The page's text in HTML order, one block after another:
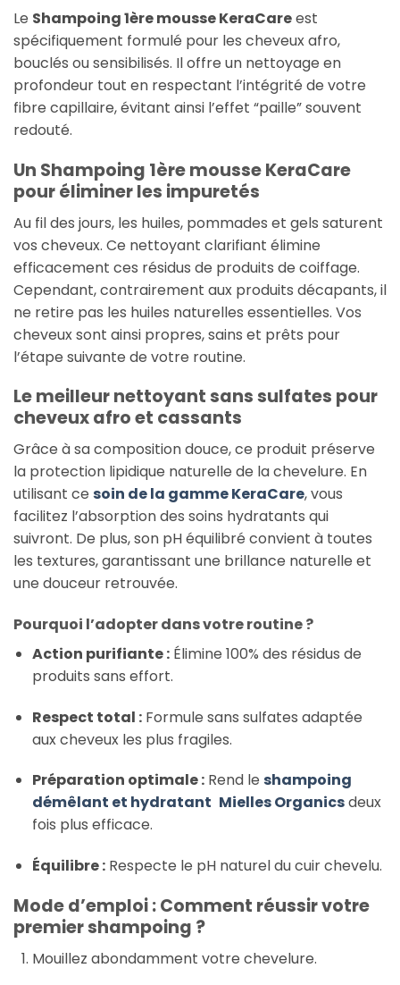
Le Shampoing 1ère mousse KeraCareest
spécifiquement formulé pour les cheveux afro,
bouclés ou sensibilisés. Il offre un nettoyage en
profondeur tout en respectant l’intégrité de votre
fibre capillaire, évitant ainsi l’effet “paille” souvent
redouté.
Un Shampoing 1ère mousse KeraCare
pour éliminer les impuretés
Au fil des jours, les huiles, pommades et gels saturent
vos cheveux. Ce nettoyant clarifiant élimine
efficacement ces résidus de produits de coiffage.
Cependant, contrairement aux produits décapants, il
ne retire pas les huiles naturelles essentielles. Vos
cheveux sont ainsi propres, sains et prêts pour
l’étape suivante de votre routine.
Le meilleur nettoyant sans sulfates pour
cheveux afro et cassants
Grâce à sa composition douce, ce produit préserve
la protection lipidique naturelle de la chevelure. En
utilisant ce soin de la gamme KeraCare, vous
facilitez l’absorption des soins hydratants qui
suivront. De plus, son pH équilibré convient à toutes
les textures, garantissant une brillance naturelle et
une douceur retrouvée.
Pourquoi l’adopter dans votre routine ?
Action purifiante :Élimine 100% des résidus de
produits sans effort.
Respect total :Formule sans sulfates adaptée
aux cheveux les plus fragiles.
Préparation optimale :Rend le shampoing
démêlant et hydratant Mielles Organicsdeux
fois plus efficace.
Équilibre :Respecte le pH naturel du cuir chevelu.
Mode d’emploi : Comment réussir votre
premier shampoing ?
Mouillez abondamment votre chevelure.